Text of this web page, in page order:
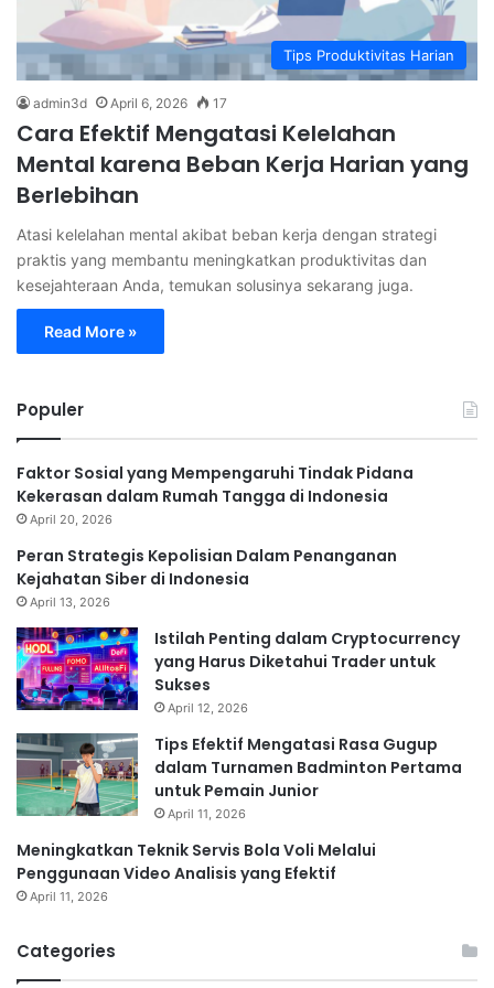
Tips Produktivitas Harian
admin3d April 6, 2026 17
Cara Efektif Mengatasi Kelelahan
Mental karena Beban Kerja Harian yang
Berlebihan
Atasi kelelahan mental akibat beban kerja dengan strategi
praktis yang membantu meningkatkan produktivitas dan
kesejahteraan Anda, temukan solusinya sekarang juga.
Read More »
Populer
Faktor Sosial yang Mempengaruhi Tindak Pidana
Kekerasan dalam Rumah Tangga di Indonesia
April 20, 2026
Peran Strategis Kepolisian Dalam Penanganan
Kejahatan Siber di Indonesia
April 13, 2026
Istilah Penting dalam Cryptocurrency
yang Harus Diketahui Trader untuk
Sukses
April 12, 2026
Tips Efektif Mengatasi Rasa Gugup
dalam Turnamen Badminton Pertama
untuk Pemain Junior
April 11, 2026
Meningkatkan Teknik Servis Bola Voli Melalui
Penggunaan Video Analisis yang Efektif
April 11, 2026
Categories